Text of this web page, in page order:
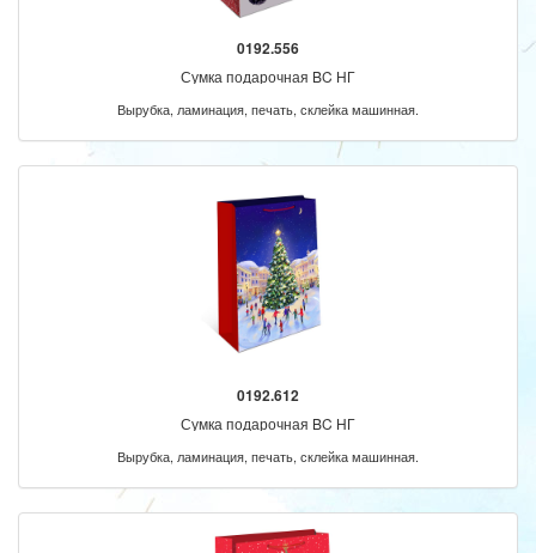
0192.556
Сумка подарочная BC НГ
Вырубка, ламинация, печать, склейка машинная.
0192.612
Сумка подарочная BC НГ
Вырубка, ламинация, печать, склейка машинная.